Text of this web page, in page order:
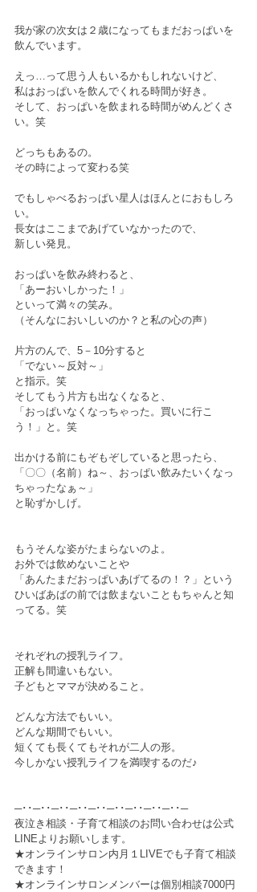
我が家の次女は２歳になってもまだおっぱいを
飲んでいます。
えっ…って思う人もいるかもしれないけど、
私はおっぱいを飲んでくれる時間が好き。
そして、おっぱいを飲まれる時間がめんどくさ
い。笑
どっちもあるの。
その時によって変わる笑
でもしゃべるおっぱい星人はほんとにおもしろ
い。
長女はここまであげていなかったので、
新しい発見。
おっぱいを飲み終わると、
「あーおいしかった！」
といって満々の笑み。
（そんなにおいしいのか？と私の心の声）
片方のんで、5－10分すると
「でない～反対～」
と指示。笑
そしてもう片方も出なくなると、
「おっぱいなくなっちゃった。買いに行こ
う！」と。笑
出かける前にもぞもぞしていると思ったら、
「〇〇（名前）ね～、おっぱい飲みたいくなっ
ちゃったなぁ～」
と恥ずかしげ。
もうそんな姿がたまらないのよ。
お外では飲めないことや
「あんたまだおっぱいあげてるの！？」という
ひいばあばの前では飲まないこともちゃんと知
ってる。笑
それぞれの授乳ライフ。
正解も間違いもない。
子どもとママが決めること。
どんな方法でもいい。
どんな期間でもいい。
短くても長くてもそれが二人の形。
今しかない授乳ライフを満喫するのだ♪
─･･─･･─･･─･･─･･─･･─･･─･･─･･─
夜泣き相談・子育て相談のお問い合わせは公式
LINEよりお願いします。
★オンラインサロン内月１LIVEでも子育て相談
できます！
★オンラインサロンメンバーは個別相談7000円